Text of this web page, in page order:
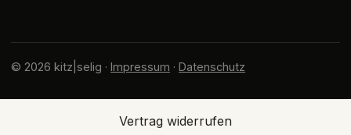
© 2026 kitz|selig · Impressum · Datenschutz
Vertrag widerrufen